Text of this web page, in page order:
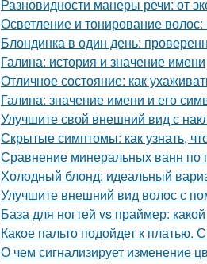
Разновидности манеры речи: от
Осветление и тонирование
Блондинка в один день:
Галина: история и значение имени
Отличное состояние: как
Галина: значение имени и его
Улучшите свой внешний вид с
Скрытые симптомы: как узнать,
Сравнение минеральных ванн по
Холодный блонд: идеальный
Улучшите внешний вид волос с
База для ногтей vs праймер:
Какое пальто подойдет к платью.
О чем сигнализирует изменение